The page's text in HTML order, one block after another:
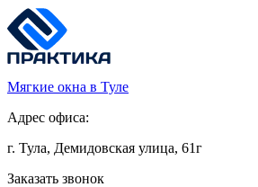
Мягкие окна в Туле
Адрес офиса:
г. Тула, Демидовская улица, 61г
Заказать звонок